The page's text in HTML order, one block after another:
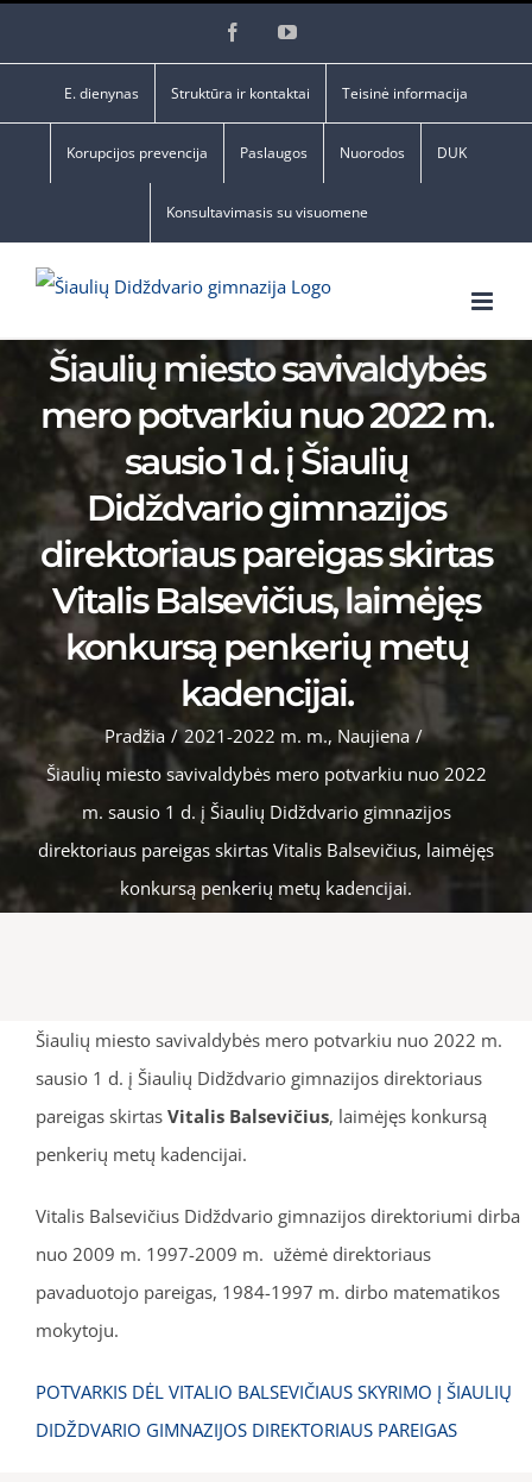
FacebookYouTube
E. dienynas Struktūra ir kontaktai Teisinė informacija
Korupcijos prevencija Paslaugos Nuorodos DUK
Konsultavimasis su visuomene
Šiaulių miesto savivaldybės
mero potvarkiu nuo 2022 m.
sausio 1 d. į Šiaulių
Didždvario gimnazijos
direktoriaus pareigas skirtas
Vitalis Balsevičius, laimėjęs
konkursą penkerių metų
kadencijai.
Pradžia / 2021-2022 m. m., Naujiena /
Šiaulių miesto savivaldybės mero potvarkiu nuo 2022
m. sausio 1 d. į Šiaulių Didždvario gimnazijos
direktoriaus pareigas skirtas Vitalis Balsevičius, laimėjęs
konkursą penkerių metų kadencijai.
Šiaulių miesto savivaldybės mero potvarkiu nuo 2022 m.
sausio 1 d. į Šiaulių Didždvario gimnazijos direktoriaus
pareigas skirtas Vitalis Balsevičius, laimėjęs konkursą
penkerių metų kadencijai.
Vitalis Balsevičius Didždvario gimnazijos direktoriumi dirba
nuo 2009 m. 1997-2009 m. užėmė direktoriaus
pavaduotojo pareigas, 1984-1997 m. dirbo matematikos
mokytoju.
POTVARKIS DĖL VITALIO BALSEVIČIAUS SKYRIMO Į ŠIAULIŲ
DIDŽDVARIO GIMNAZIJOS DIREKTORIAUS PAREIGAS